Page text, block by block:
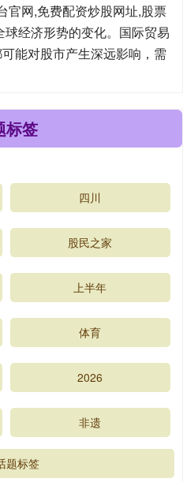
官网,免费配资炒股网址,股票
经济形势的变化。国际贸易
能对股市产生深远影响，需
标签
四川
股民之家
上半年
体育
2026
非遗
题标签